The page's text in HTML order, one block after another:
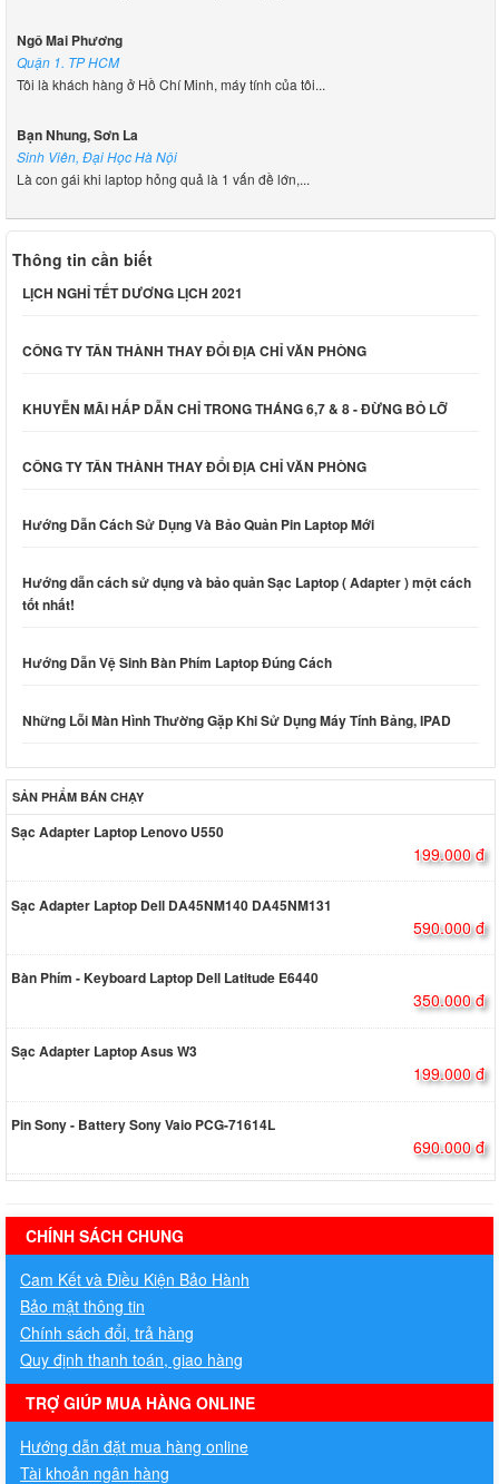
Ngô Mai Phương
Quận 1. TP HCM
Tôi là khách hàng ở Hồ Chí Minh, máy tính của tôi...
Bạn Nhung, Sơn La
Sinh Viên, Đại Học Hà Nội
Là con gái khi laptop hỏng quả là 1 vấn đề lớn,...
Thông tin cần biết
LỊCH NGHỈ TẾT DƯƠNG LỊCH 2021
CÔNG TY TÂN THÀNH THAY ĐỔI ĐỊA CHỈ VĂN PHÒNG
KHUYỄN MÃI HẤP DẪN CHỈ TRONG THÁNG 6,7 & 8 - ĐỪNG BỎ LỠ
CÔNG TY TÂN THÀNH THAY ĐỔI ĐỊA CHỈ VĂN PHÒNG
Hướng Dẫn Cách Sử Dụng Và Bảo Quản Pin Laptop Mới
Hướng dẫn cách sử dụng và bảo quản Sạc Laptop ( Adapter ) một cách
tốt nhất!
Hướng Dẫn Vệ Sinh Bàn Phím Laptop Đúng Cách
Những Lỗi Màn Hình Thường Gặp Khi Sử Dụng Máy Tính Bảng, IPAD
SẢN PHẨM BÁN CHẠY
Sạc Adapter Laptop Lenovo U550
199.000 đ
Sạc Adapter Laptop Dell DA45NM140 DA45NM131
590.000 đ
Bàn Phím - Keyboard Laptop Dell Latitude E6440
350.000 đ
Sạc Adapter Laptop Asus W3
199.000 đ
Pin Sony - Battery Sony Vaio PCG-71614L
690.000 đ
hermes handbags outlet online
CHÍNH SÁCH CHUNG
Cam Kết và Điều Kiện Bảo Hành
Bảo mật thông tin
Chính sách đổi, trả hàng
Quy định thanh toán, giao hàng
TRỢ GIÚP MUA HÀNG ONLINE
Hướng dẫn đặt mua hàng online
Tài khoản ngân hàng